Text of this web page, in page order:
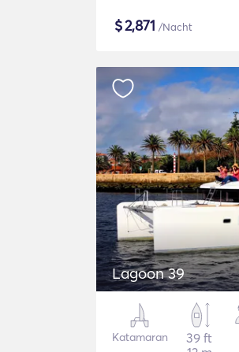
$2,871 /Nacht
Lagoon 39
Katamaran
39 ft